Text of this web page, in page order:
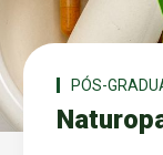
PÓS-